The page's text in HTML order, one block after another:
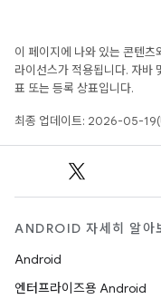
이 페이지에 나와 있는 콘텐츠
라이선스가 적용됩니다. 자
표 또는 등록 상표입니다.
최종 업데이트: 2026-05-
ANDROID 자세히 알아
Android
엔터프라이즈용 Android